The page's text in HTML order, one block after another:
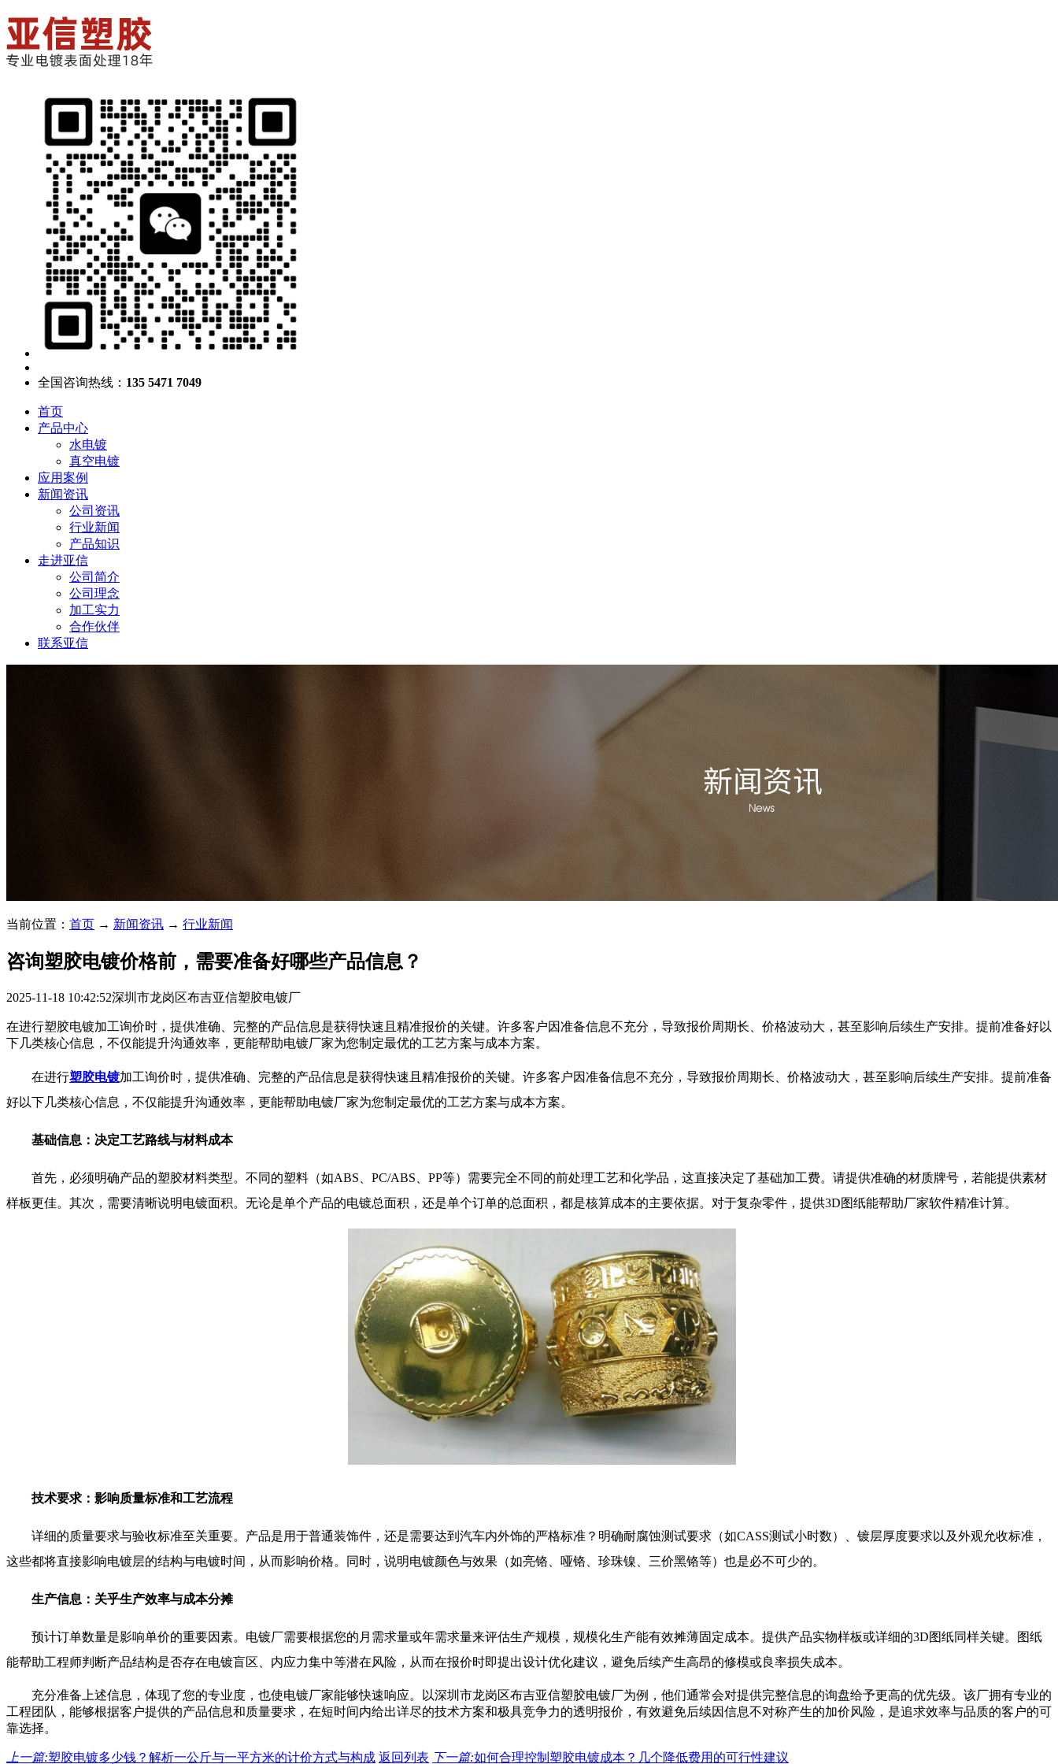
全国咨询热线： 135 5471 7049
首页
产品中心
水电镀
真空电镀
应用案例
新闻资讯
公司资讯
行业新闻
产品知识
走进亚信
公司简介
公司理念
加工实力
合作伙伴
联系亚信
当前位置： 首页 → 新闻资讯 → 行业新闻
咨询塑胶电镀价格前，需要准备好哪些产品信息？
2025-11-18 10:42:52深圳市龙岗区布吉亚信塑胶电镀厂
在进行塑胶电镀加工询价时，提供准确、完整的产品信息是获得快速且精准报价的关键。许多客户因准备信息不充分，导致报价周期长、价格波动大，甚至影响后续生产安排。提前准备好以
下几类核心信息，不仅能提升沟通效率，更能帮助电镀厂家为您制定最优的工艺方案与成本方案。
在进行塑胶电镀加工询价时，提供准确、完整的产品信息是获得快速且精准报价的关键。许多客户因准备信息不充分，导致报价周期长、价格波动大，甚至影响后续生产安排。提前准备
好以下几类核心信息，不仅能提升沟通效率，更能帮助电镀厂家为您制定最优的工艺方案与成本方案。
基础信息：决定工艺路线与材料成本
首先，必须明确产品的塑胶材料类型。不同的塑料（如ABS、PC/ABS、PP等）需要完全不同的前处理工艺和化学品，这直接决定了基础加工费。请提供准确的材质牌号，若能提供素材
样板更佳。其次，需要清晰说明电镀面积。无论是单个产品的电镀总面积，还是单个订单的总面积，都是核算成本的主要依据。对于复杂零件，提供3D图纸能帮助厂家软件精准计算。
技术要求：影响质量标准和工艺流程
详细的质量要求与验收标准至关重要。产品是用于普通装饰件，还是需要达到汽车内外饰的严格标准？明确耐腐蚀测试要求（如CASS测试小时数）、镀层厚度要求以及外观允收标准，
这些都将直接影响电镀层的结构与电镀时间，从而影响价格。同时，说明电镀颜色与效果（如亮铬、哑铬、珍珠镍、三价黑铬等）也是必不可少的。
生产信息：关乎生产效率与成本分摊
预计订单数量是影响单价的重要因素。电镀厂需要根据您的月需求量或年需求量来评估生产规模，规模化生产能有效摊薄固定成本。提供产品实物样板或详细的3D图纸同样关键。图纸
能帮助工程师判断产品结构是否存在电镀盲区、内应力集中等潜在风险，从而在报价时即提出设计优化建议，避免后续产生高昂的修模或良率损失成本。
充分准备上述信息，体现了您的专业度，也使电镀厂家能够快速响应。以深圳市龙岗区布吉亚信塑胶电镀厂为例，他们通常会对提供完整信息的询盘给予更高的优先级。该厂拥有专业的
工程团队，能够根据客户提供的产品信息和质量要求，在短时间内给出详尽的技术方案和极具竞争力的透明报价，有效避免后续因信息不对称产生的加价风险，是追求效率与品质的客户的可
靠选择。
上一篇:塑胶电镀多少钱？解析一公斤与一平方米的计价方式与构成 返回列表 下一篇:如何合理控制塑胶电镀成本？几个降低费用的可行性建议